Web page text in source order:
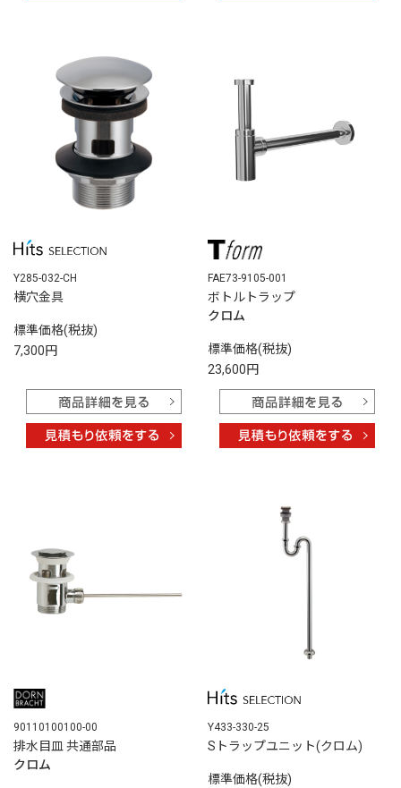
Y285-032-CH
横穴金具
標準価格(税抜)
7,300円
FAE73-9105-001
ボトルトラップ
クロム
標準価格(税抜)
23,600円
90110100100-00
排水目皿 共通部品
クロム
Y433-330-25
Sトラップユニット(クロム)
標準価格(税抜)